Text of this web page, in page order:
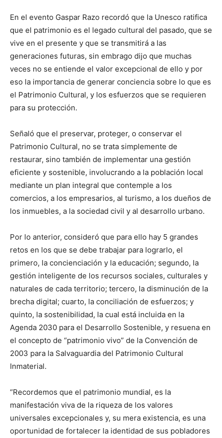
En el evento Gaspar Razo recordó que la Unesco ratifica
que el patrimonio es el legado cultural del pasado, que se
vive en el presente y que se transmitirá a las
generaciones futuras, sin embrago dijo que muchas
veces no se entiende el valor excepcional de ello y por
eso la importancia de generar conciencia sobre lo que es
el Patrimonio Cultural, y los esfuerzos que se requieren
para su protección.
Señaló que el preservar, proteger, o conservar el
Patrimonio Cultural, no se trata simplemente de
restaurar, sino también de implementar una gestión
eficiente y sostenible, involucrando a la población local
mediante un plan integral que contemple a los
comercios, a los empresarios, al turismo, a los dueños de
los inmuebles, a la sociedad civil y al desarrollo urbano.
Por lo anterior, consideró que para ello hay 5 grandes
retos en los que se debe trabajar para lograrlo, el
primero, la concienciación y la educación; segundo, la
gestión inteligente de los recursos sociales, culturales y
naturales de cada territorio; tercero, la disminución de la
brecha digital; cuarto, la conciliación de esfuerzos; y
quinto, la sostenibilidad, la cual está incluida en la
Agenda 2030 para el Desarrollo Sostenible, y resuena en
el concepto de “patrimonio vivo” de la Convención de
2003 para la Salvaguardia del Patrimonio Cultural
Inmaterial.
“Recordemos que el patrimonio mundial, es la
manifestación viva de la riqueza de los valores
universales excepcionales y, su mera existencia, es una
oportunidad de fortalecer la identidad de sus pobladores